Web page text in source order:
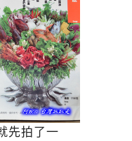
先拍了一